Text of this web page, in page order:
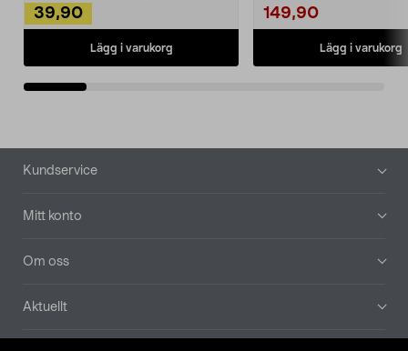
39,90
Lägg i varukorg
149,90
Lägg i varukorg
Sidfot
Kundservice
Mitt konto
Om oss
Aktuellt